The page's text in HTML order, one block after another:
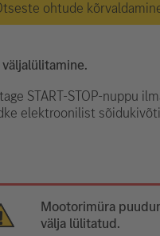
ohtude
START-STOP-nuppu
elektroonilist
Mootorimüra
välja lülitatud.